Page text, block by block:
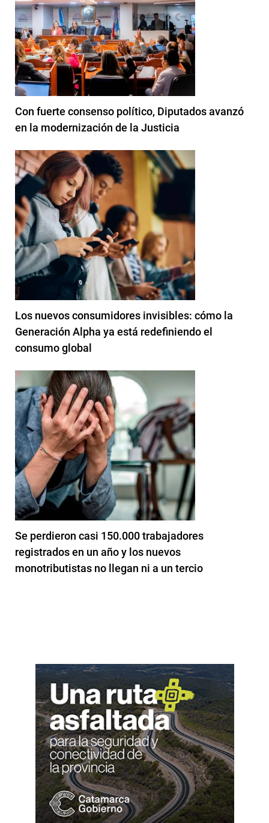
Con fuerte consenso político, Diputados avanzó
en la modernización de la Justicia
Los nuevos consumidores invisibles: cómo la
Generación Alpha ya está redefiniendo el
consumo global
Se perdieron casi 150.000 trabajadores
registrados en un año y los nuevos
monotributistas no llegan ni a un tercio